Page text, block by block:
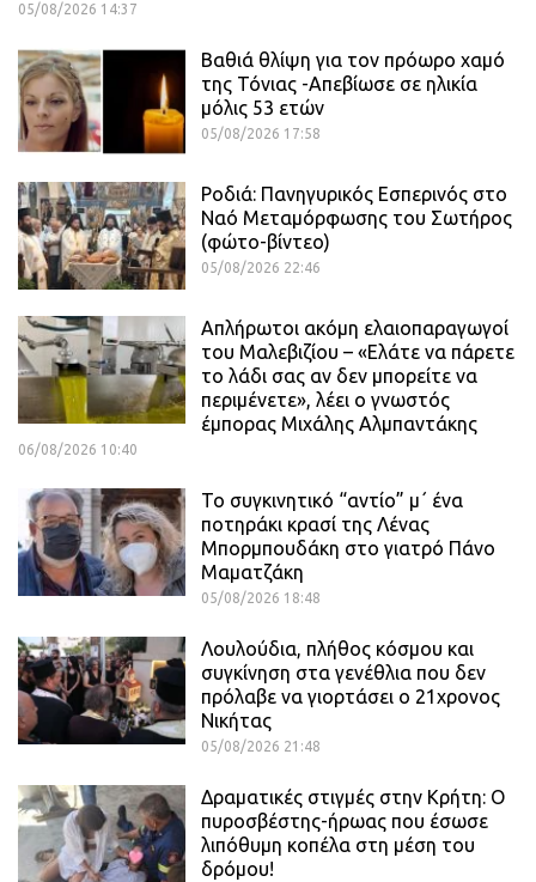
05/08/2026 14:37
Βαθιά θλίψη για τον πρόωρο χαμό
της Τόνιας -Απεβίωσε σε ηλικία
μόλις 53 ετών
05/08/2026 17:58
Ροδιά: Πανηγυρικός Εσπερινός στο
Ναό Μεταμόρφωσης του Σωτήρος
(φώτο-βίντεο)
05/08/2026 22:46
Απλήρωτοι ακόμη ελαιοπαραγωγοί
του Μαλεβιζίου – «Ελάτε να πάρετε
το λάδι σας αν δεν μπορείτε να
περιμένετε», λέει ο γνωστός
έμπορας Μιχάλης Αλμπαντάκης
06/08/2026 10:40
Το συγκινητικό “αντίο” μ΄ ένα
ποτηράκι κρασί της Λένας
Μπορμπουδάκη στο γιατρό Πάνο
Μαματζάκη
05/08/2026 18:48
Λουλούδια, πλήθος κόσμου και
συγκίνηση στα γενέθλια που δεν
πρόλαβε να γιορτάσει ο 21χρονος
Νικήτας
05/08/2026 21:48
Δραματικές στιγμές στην Κρήτη: Ο
πυροσβέστης-ήρωας που έσωσε
λιπόθυμη κοπέλα στη μέση του
δρόμου!